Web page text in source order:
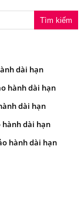
dài hạn
hành dài hạn
dài hạn
hành dài hạn
hành dài hạn